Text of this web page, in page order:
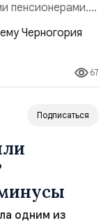
пенсионерами.
климат и
климат
что делает
кто хочет
67
Подписаться
одним из